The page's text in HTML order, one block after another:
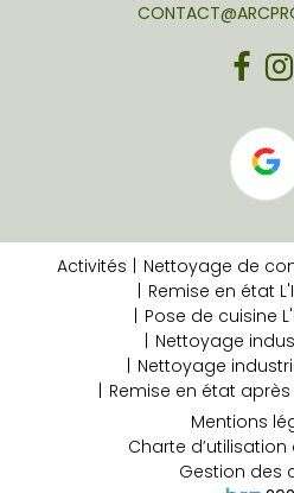
Activités
Nettoyage de
Remise en état
Pose de cuisine
Nettoyage
Nettoyage
Remise en état
Mentions
Charte
Gestion des